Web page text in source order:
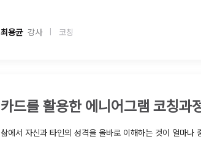
최용균 강사 코칭
카드를 활용한 에니어그램 코칭과
삶에서 자신과 타인의 성격을 올바로 이해하는 것이 얼마나